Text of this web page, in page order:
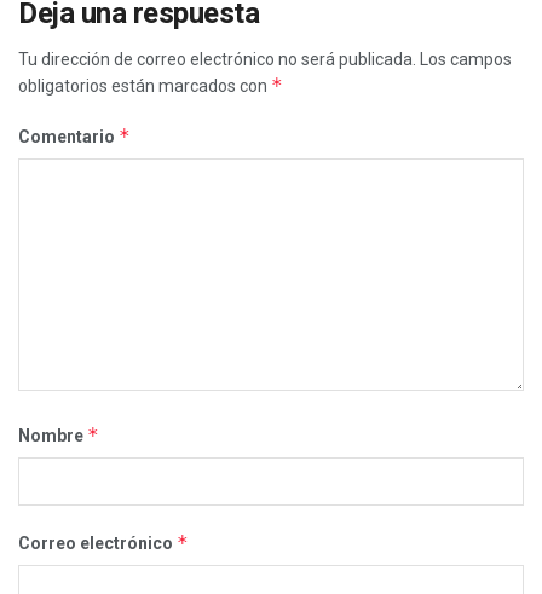
Deja una respuesta
Tu dirección de correo electrónico no será publicada.
Los campos
obligatorios están marcados con *
Comentario *
Nombre *
Correo electrónico *